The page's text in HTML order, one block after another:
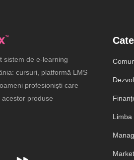
sistem de e-learning
cursuri, platformă LMS
profesioniști care
produse
Limba